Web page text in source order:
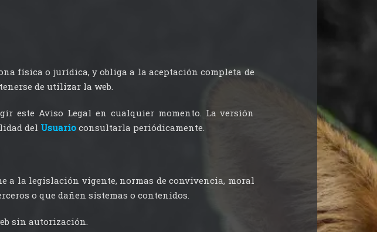
física o jurídica, y obliga a la aceptación completa de
de utilizar la web.
este Aviso Legal en cualquier momento. La versión
del Usuarioconsultarla periódicamente.
a la legislación vigente, normas de convivencia, moral
o que dañen sistemas o contenidos.
sin autorización.